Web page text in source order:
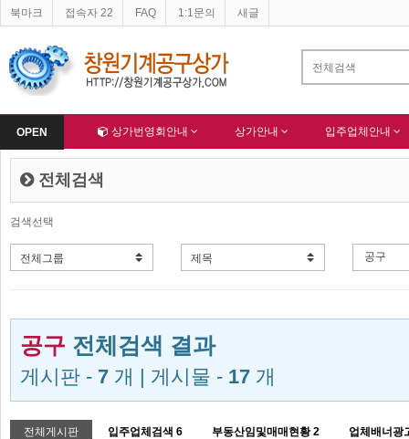
OPEN
북마크 접속자 22 FAQ 1:1문의 새글
이버 등록완료 - 알림 한국종합산업(주) 회원님 가입을 축하드립니다 !
Home 상가번영회안내 상가안내 입주업체안내
전체검색
검색선택
공구 전체검색 결과
게시판 - 7 개 | 게시물 - 17 개
전체게시판 입주업체검색 6 부동산임및매매현황 2
업체배너광